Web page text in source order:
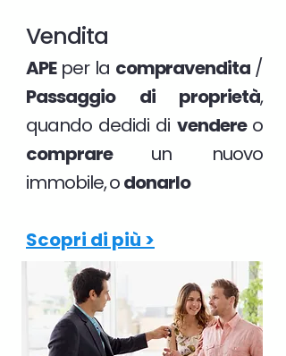
Vendita
APE per la compravendita /
Passaggio di proprietà,
quando dedidi di vendere o
comprare un nuovo
immobile, odonarlo
Scopri di più >